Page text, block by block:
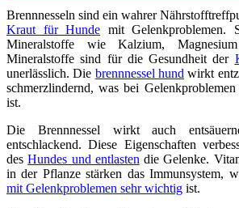
Brennnesseln sind ein wahrer
Kraut für Hunde mit Gelenkproblemen.
Mineralstoffe wie Kalzium,
Mineralstoffe sind für die Gesundheit der
unerlässlich. Die brennnessel hund wirkt
schmerzlindernd, was bei
ist.
Die Brennnessel wirkt auch
entschlackend. Diese Eigenschaften
desHundes und entlasten die Gelenke.
in der Pflanze stärken das Immunsystem,
mit Gelenkproblemen sehr wichtig ist.